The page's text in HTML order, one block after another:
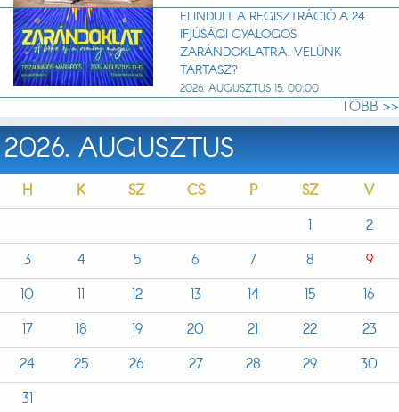
ELINDULT A REGISZTRÁCIÓ A 24.
IFJÚSÁGI GYALOGOS
ZARÁNDOKLATRA. VELÜNK
TARTASZ?
2026. AUGUSZTUS 15. 00:00
TÖBB >>
2026. AUGUSZTUS
H K SZ CS P SZ
V
1
2
3
4 5 6 7 8
9
10
11 12 13 14 15
16
17
18 19 20 21 22
23
24
25 26 27 28 29
30
31